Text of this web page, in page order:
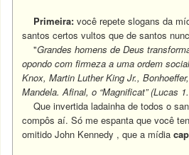
Primeira: você repete slogans da
santos certos vultos que de santos
"Grandes homens de Deus
opondo com firmeza a uma ordem
Knox, Martin Luther King Jr.,
Mandela. Afinal, o “Magnificat” (Lucas
Que invertida ladainha de todos o
compôs aí. Só me espanta que você
omitido John Kennedy , que a mídia